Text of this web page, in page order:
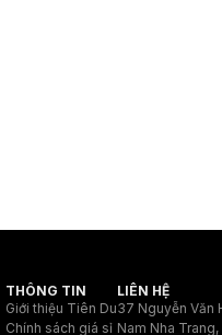
THÔNG TIN
Giới thiệu Tiên Du
Chính sách giá sỉ
LIÊN HỆ
37 Nguyễn Văn
Nam Nha